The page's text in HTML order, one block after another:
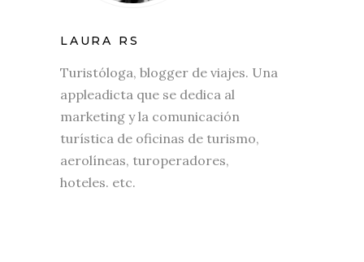
LAURA RS
Turistóloga, blogger de viajes. Una
appleadicta que se dedica al
marketing y la comunicación
turística de oficinas de turismo,
aerolíneas, turoperadores,
hoteles. etc.